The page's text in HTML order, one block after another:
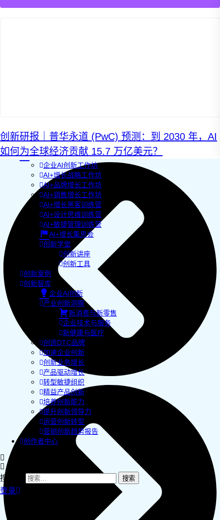
AI+管理教练
产品驱动销售PLS
导入创新运营
AI+创新训练营
企业AI创新工作坊
AI+增长战略工作坊
AI+品牌增长工作坊
AI+销售增长工作坊
AI+增长黑客训练营
AI+设计思维训练营
AI+敏捷管理训练营
AI+增长集思会
创新学堂
创新讲座
创新工具
创新案例
创新智库
企业AI创新
产业创新洞察
新消费与新零售
企业技术与服务
新健康与医疗
创造DTC品牌
加速企业创新
创新业务增长
产品驱动增长
转型敏捷组织
精益产品创新
培养创新能力
提升创新领导力
运营创新转型
营销创新趋势报告
创作者中心
搜索：
登录
创新研报｜普华永道 (PwC) 预测：到 2030 年，AI
如何为全球经济贡献 15.7 万亿美元？